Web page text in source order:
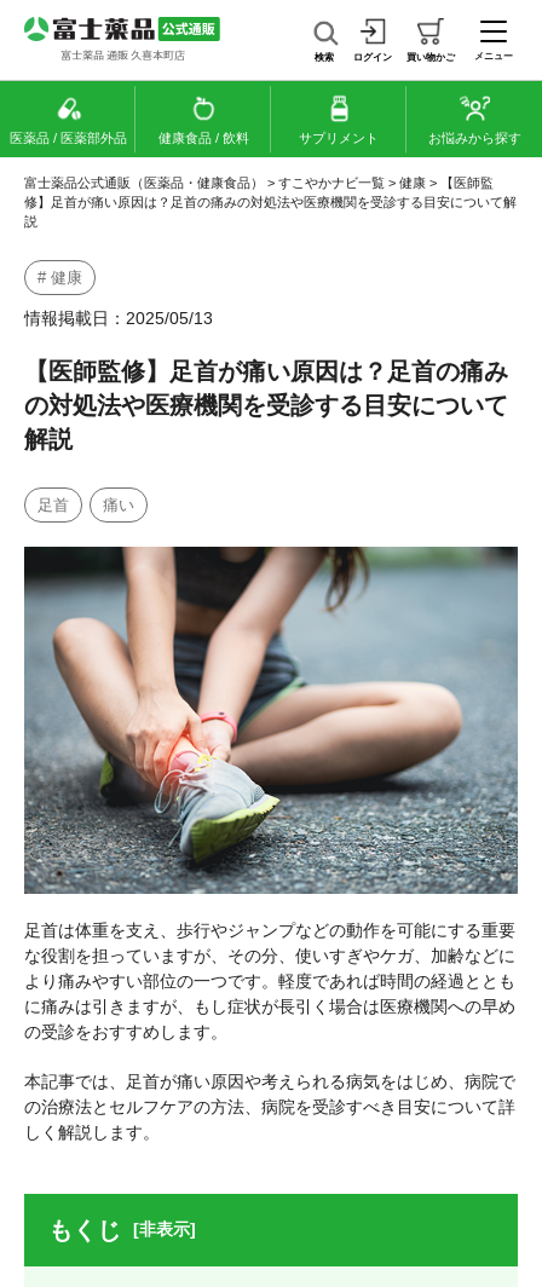
検索 ログイン 買い物かご メニュー
医薬品 / 医薬部外品 健康食品 / 飲料 サプリメント お悩みから探す
富士薬品公式通販（医薬品・健康食品） > すこやかナビ一覧 > 健康 >
【医師監
修】足首が痛い原因は？足首の痛みの対処法や医療機関を受診する目安について解
説
# 健康
情報掲載日：2025/05/13
【医師監修】足首が痛い原因は？足首の痛み
の対処法や医療機関を受診する目安について
解説
足首 痛い
足首は体重を支え、歩行やジャンプなどの動作を可能にする重要
な役割を担っていますが、その分、使いすぎやケガ、加齢などに
より痛みやすい部位の一つです。軽度であれば時間の経過ととも
に痛みは引きますが、もし症状が長引く場合は医療機関への早め
の受診をおすすめします。
本記事では、足首が痛い原因や考えられる病気をはじめ、病院で
の治療法とセルフケアの方法、病院を受診すべき目安について詳
しく解説します。
もくじ [非表示]